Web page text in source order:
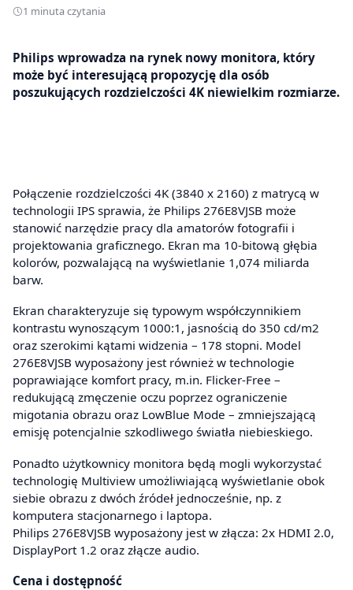
1 minuta czytania
Philips wprowadza na rynek nowy monitora, który
może być interesującą propozycję dla osób
poszukujących rozdzielczości 4K niewielkim rozmiarze.
Połączenie rozdzielczości 4K (3840 x 2160) z matrycą w
technologii IPS sprawia, że Philips 276E8VJSB może
stanowić narzędzie pracy dla amatorów fotografii i
projektowania graficznego. Ekran ma 10-bitową głębia
kolorów, pozwalającą na wyświetlanie 1,074 miliarda
barw.
Ekran charakteryzuje się typowym współczynnikiem
kontrastu wynoszącym 1000:1, jasnością do 350 cd/m2
oraz szerokimi kątami widzenia – 178 stopni. Model
276E8VJSB wyposażony jest również w technologie
poprawiające komfort pracy, m.in. Flicker-Free –
redukującą zmęczenie oczu poprzez ograniczenie
migotania obrazu oraz LowBlue Mode – zmniejszającą
emisję potencjalnie szkodliwego światła niebieskiego.
Ponadto użytkownicy monitora będą mogli wykorzystać
technologię Multiview umożliwiającą wyświetlanie obok
siebie obrazu z dwóch źródeł jednocześnie, np. z
komputera stacjonarnego i laptopa.
Philips 276E8VJSB wyposażony jest w złącza: 2x HDMI 2.0,
DisplayPort 1.2 oraz złącze audio.
Cena i dostępność